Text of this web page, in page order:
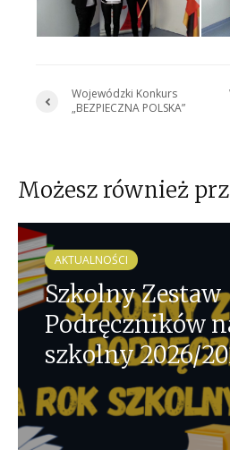
Wojewódzki Konkurs
„BEZPIECZNA POLSKA”
Możesz również
AKTUALNOŚCI
Szkolny Zestaw
Podręczników
szkolny 2026/